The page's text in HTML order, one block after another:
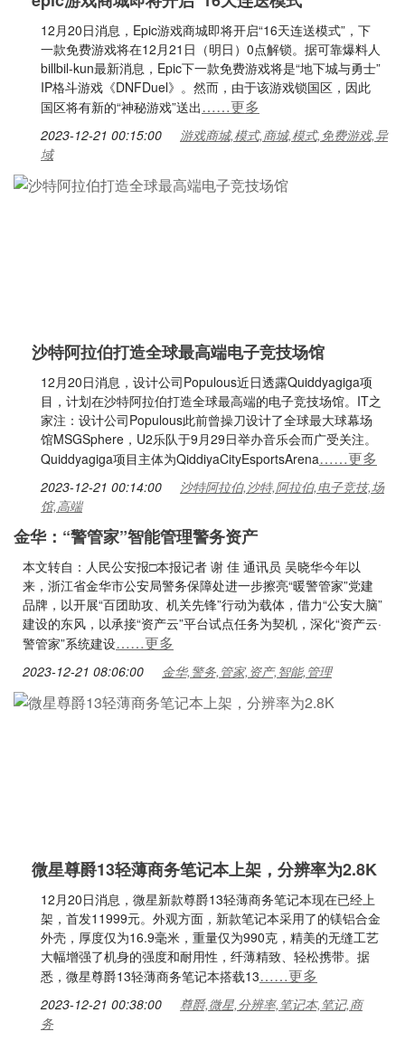
12月20日消息，Epic游戏商城即将开启“16天连送模式”，下
一款免费游戏将在12月21日（明日）0点解锁。据可靠爆料人
billbil-kun最新消息，Epic下一款免费游戏将是“地下城与勇士”
IP格斗游戏《DNFDuel》。然而，由于该游戏锁国区，因此
国区将有新的“神秘游戏”送出……更多
2023-12-21 00:15:00
游戏商城,模式,商城,模式,免费游戏,异
域
沙特阿拉伯打造全球最高端电子竞技场馆
12月20日消息，设计公司Populous近日透露Quiddyagiga项
目，计划在沙特阿拉伯打造全球最高端的电子竞技场馆。IT之
家注：设计公司Populous此前曾操刀设计了全球最大球幕场
馆MSGSphere，U2乐队于9月29日举办音乐会而广受关注。
Quiddyagiga项目主体为QiddiyaCityEsportsArena……更多
2023-12-21 00:14:00
沙特阿拉伯,沙特,阿拉伯,电子竞技,场
馆,高端
金华：“警管家”智能管理警务资产
本文转自：人民公安报□本报记者 谢 佳 通讯员 吴晓华今年以
来，浙江省金华市公安局警务保障处进一步擦亮“暖警管家”党建
品牌，以开展“百团助攻、机关先锋”行动为载体，借力“公安大脑”
建设的东风，以承接“资产云”平台试点任务为契机，深化“资产云·
警管家”系统建设……更多
2023-12-21 08:06:00 金华,警务,管家,资产,智能,管理
微星尊爵13轻薄商务笔记本上架，分辨率为2.8K
12月20日消息，微星新款尊爵13轻薄商务笔记本现在已经上
架，首发11999元。外观方面，新款笔记本采用了的镁铝合金
外壳，厚度仅为16.9毫米，重量仅为990克，精美的无缝工艺
大幅增强了机身的强度和耐用性，纤薄精致、轻松携带。据
悉，微星尊爵13轻薄商务笔记本搭载13……更多
2023-12-21 00:38:00
尊爵,微星,分辨率,笔记本,笔记,商
务